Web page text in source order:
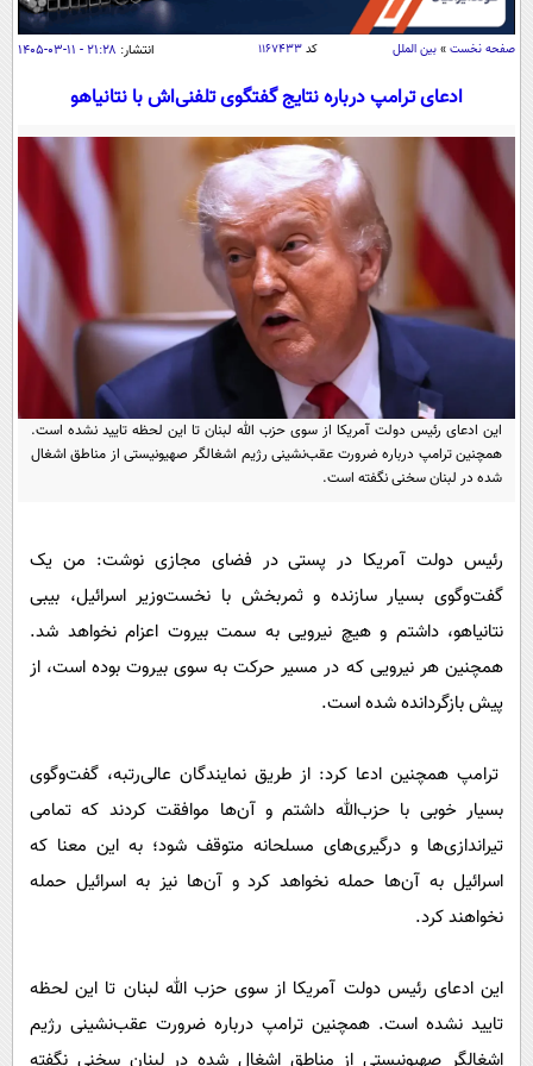
اقتصاد
اقتصادی
جامعه
حوادث
سلامت
یک برش دانایی
محیط زیست
سفر و تفریح
بین الملل
سیاست خارجی
فرهنگ و هنر
علم و دانش
فناوری و It
علمی
اخبار کریپتو
قرآن
گوناگون
سرگرمی
باشگاه مغز
مجله تصویری سلاح
فیلم
ورزش
فناوری
گوناگون
حوادث
سلامت
فرهنگی
بین الملل
اجتماعی
سیاست خارجی
عصر ایران 2
خواندنی ها و دیدنی ها
آشپزی
دانلود
آموزش زبان
صفحه نخست » بین الملل کد۱۱۶۷۴۳۳ انتشار: ۲۱:۲۸ - ۱۱-۰۳-۱۴۰۵
ادعای ترامپ درباره نتایج گفتگوی تلفنی‌اش با نتانیاهو
این ادعای رئیس دولت آمریکا از سوی حزب الله لبنان تا این لحظه تایید نشده است.
همچنین ترامپ درباره ضرورت عقب‌نشینی رژیم اشغالگر صهیونیستی از مناطق اشغال
شده در لبنان سخنی نگفته است.
رئیس دولت آمریکا در پستی در فضای مجازی نوشت: من یک
گفت‌وگوی بسیار سازنده و ثمربخش با نخست‌وزیر اسرائیل، بیبی
نتانیاهو، داشتم و هیچ نیرویی به سمت بیروت اعزام نخواهد شد.
همچنین هر نیرویی که در مسیر حرکت به سوی بیروت بوده است، از
پیش بازگردانده شده است.
ترامپ همچنین ادعا کرد: از طریق نمایندگان عالی‌رتبه، گفت‌وگوی
بسیار خوبی با حزب‌الله داشتم و آن‌ها موافقت کردند که تمامی
تیراندازی‌ها و درگیری‌های مسلحانه متوقف شود؛ به این معنا که
اسرائیل به آن‌ها حمله نخواهد کرد و آن‌ها نیز به اسرائیل حمله
نخواهند کرد.
این ادعای رئیس دولت آمریکا از سوی حزب الله لبنان تا این لحظه
تایید نشده است. همچنین ترامپ درباره ضرورت عقب‌نشینی رژیم